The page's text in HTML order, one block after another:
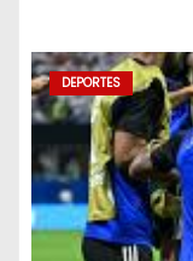
DEPORTES